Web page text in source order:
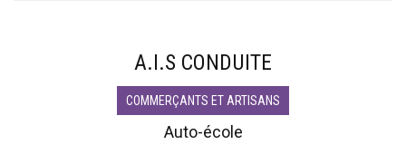
A.I.S CONDUITE
COMMERÇANTS ET ARTISANS
Auto-école